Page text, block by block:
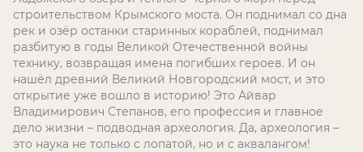
строительством Крымского моста. Он поднимал со дна
рек и озёр останки старинных кораблей, поднимал
разбитую в годы Великой Отечественной войны
технику, возвращая имена погибших героев. И он
нашёл древний Великий Новгородский мост, и это
открытие уже вошло в историю! Это Айвар
Владимирович Степанов, его профессия и главное
дело жизни – подводная археология. Да, археология –
это наука не только с лопатой, но и с аквалангом!